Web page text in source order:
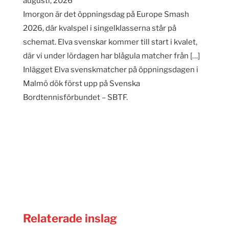
Imorgon är det öppningsdag på Europe Smash
2026, där kvalspel i singelklasserna står på
schemat. Elva svenskar kommer till start i kvalet,
där vi under lördagen har blågula matcher från […]
Inlägget Elva svenskmatcher på öppningsdagen i
Malmö dök först upp på Svenska
Bordtennisförbundet – SBTF.
Relaterade inslag